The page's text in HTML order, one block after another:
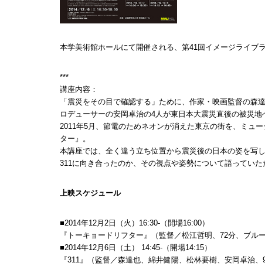
本学美術館ホールにて開催される、第41回イメージライブ
***
講座内容：
「震災をその目で確認する」ために、作家・映画監督の
ロデューサーの安岡卓治の4人が東日本大震災直後の被災
2011年5月、節電のためネオンが消えた東京の街を、ミュ
ター』。
本講座では、全く違う立ち位置から震災後の日本の姿を写
311に向き合ったのか、その視点や姿勢について語っていた
上映スケジュール
■2014年12月2日（火）16:30-（開場16:00）
『トーキョードリフター』（監督／松江哲明、72分、ブル
■2014年12月6日（土） 14:45-（開場14:15）
『311』（監督／森達也、綿井健陽、松林要樹、安岡卓治、